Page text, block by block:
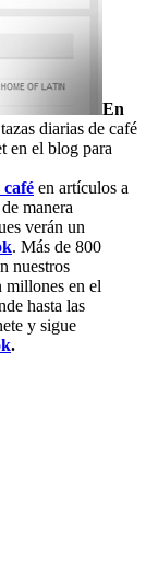
En
diarias de café
en el blog para
café en artículos a
manera
verán un
. Más de 800
nuestros
millones en el
hasta las
y sigue
.